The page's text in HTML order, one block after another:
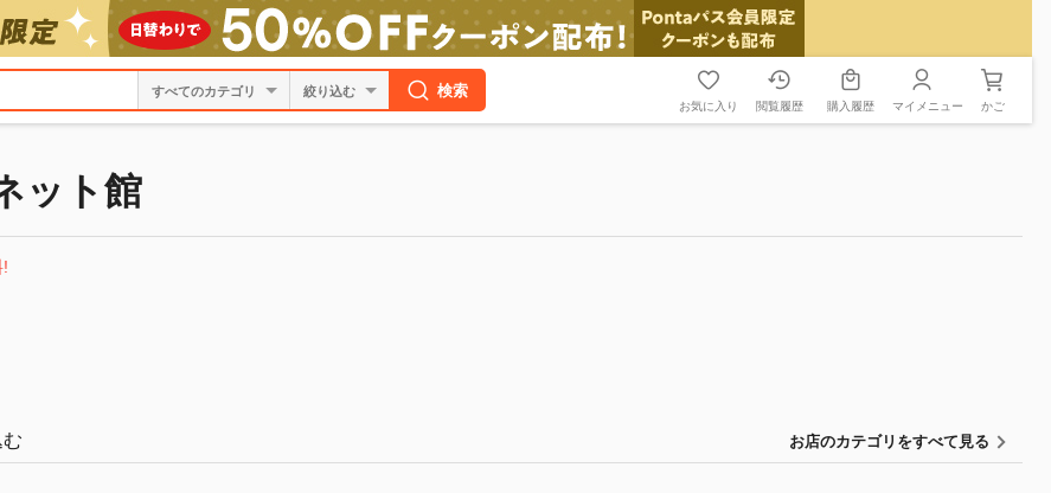
絞り込む 検索
お気に入り 閲覧履歴 購入履歴 マイメニュー かご
ット館
お店のカテゴリをすべて見る